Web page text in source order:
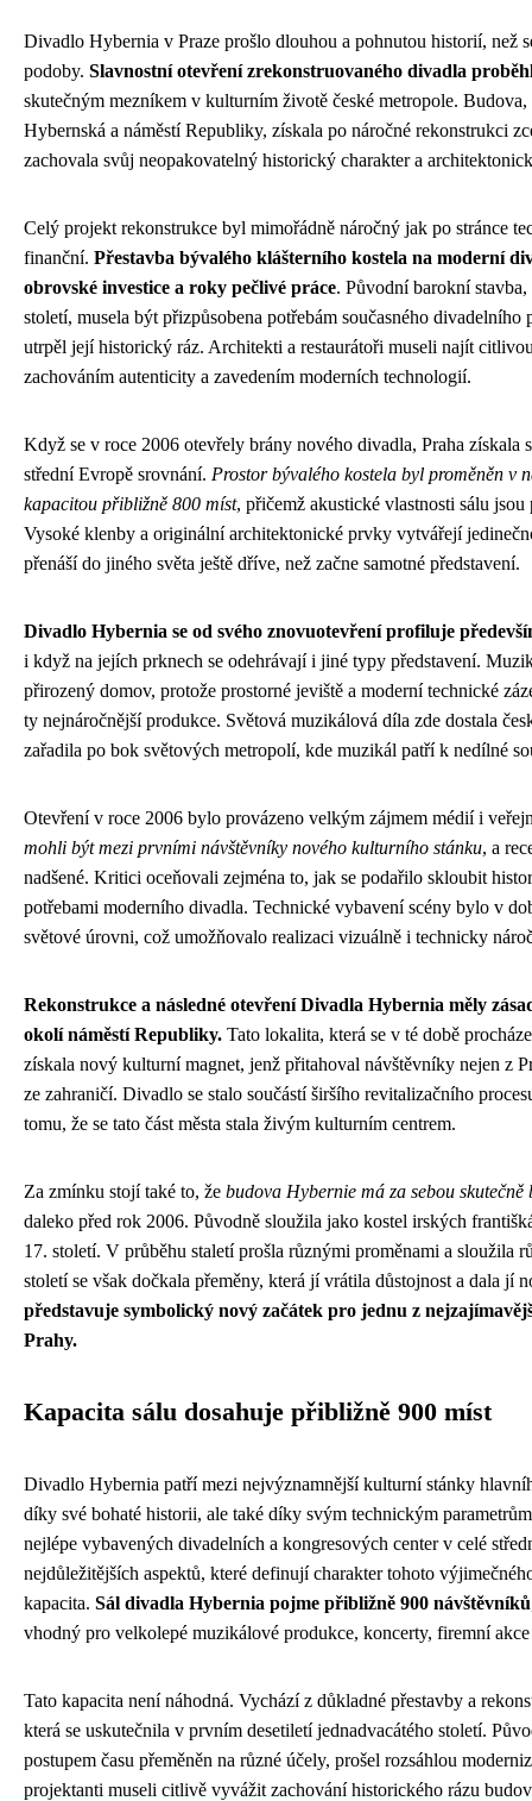
Divadlo Hybernia v Praze prošlo dlouhou a pohnutou historií, než
podoby. Slavnostní otevření zrekonstruovaného divadla
skutečným mezníkem v kulturním životě české metropole.
Hybernská a náměstí Republiky, získala po náročné rekonstrukci
zachovala svůj neopakovatelný historický charakter a
Celý projekt rekonstrukce byl mimořádně náročný jak po stránce
finanční. Přestavba bývalého klášterního kostela na moderní
obrovské investice a roky pečlivé práce. Původní barokní
století, musela být přizpůsobena potřebám současného
utrpěl její historický ráz. Architekti a restaurátoři museli najít
zachováním autenticity a zavedením moderních technologií.
Když se v roce 2006 otevřely brány nového divadla, Praha získala
střední Evropě srovnání. Prostor bývalého kostela byl proměněn v
kapacitou přibližně 800 míst, přičemž akustické vlastnosti sálu
Vysoké klenby a originální architektonické prvky vytvářejí
přenáší do jiného světa ještě dříve, než začne samotné představení.
Divadlo Hybernia se od svého znovuotevření profiluje
i když na jejích prknech se odehrávají i jiné typy představení.
přirozený domov, protože prostorné jeviště a moderní technické
ty nejnáročnější produkce. Světová muzikálová díla zde dostala
zařadila po bok světových metropolí, kde muzikál patří k nedílné
Otevření v roce 2006 bylo provázeno velkým zájmem médií i
mohli být mezi prvními návštěvníky nového kulturního stánku, a
nadšené. Kritici oceňovali zejména to, jak se podařilo skloubit
potřebami moderního divadla. Technické vybavení scény bylo v
světové úrovni, což umožňovalo realizaci vizuálně i technicky
Rekonstrukce a následné otevření Divadla Hybernia měly
okolí náměstí Republiky. Tato lokalita, která se v té době
získala nový kulturní magnet, jenž přitahoval návštěvníky nejen z
ze zahraničí. Divadlo se stalo součástí širšího revitalizačního
tomu, že se tato část města stala živým kulturním centrem.
Za zmínku stojí také to, že budova Hybernie má za sebou
daleko před rok 2006. Původně sloužila jako kostel irských
17. století. V průběhu staletí prošla různými proměnami a sloužila
století se však dočkala přeměny, která jí vrátila důstojnost a dala jí
představuje symbolický nový začátek pro jednu z
Prahy.
Kapacita sálu dosahuje přibližně 900 míst
Divadlo Hybernia patří mezi nejvýznamnější kulturní stánky
díky své bohaté historii, ale také díky svým technickým
nejlépe vybavených divadelních a kongresových center v celé
nejdůležitějších aspektů, které definují charakter tohoto
kapacita. Sál divadla Hybernia pojme přibližně 900 návštěvníků
vhodný pro velkolepé muzikálové produkce, koncerty, firemní
Tato kapacita není náhodná. Vychází z důkladné přestavby a
která se uskutečnila v prvním desetiletí jednadvacátého století.
postupem času přeměněn na různé účely, prošel rozsáhlou
projektanti museli citlivě vyvážit zachování historického rázu